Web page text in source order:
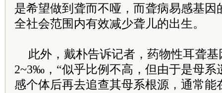
是希望做到聋而不哑，而聋病易感基因
全社会范围内有效减少聋儿的出生。
此外，戴朴告诉记者，药物性耳聋
2~3‰，“似乎比例不高，但由于是母系
感个体后再去追查其母系根源，通常能